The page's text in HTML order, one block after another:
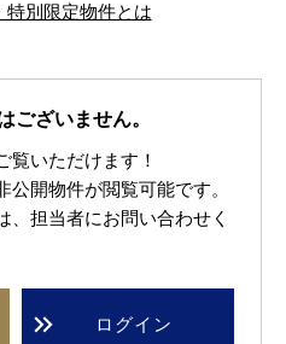
特別限定物件とは
ございません。
覧いただけます！
開物件が閲覧可能です。
担当者にお問い合わせく
ログイン